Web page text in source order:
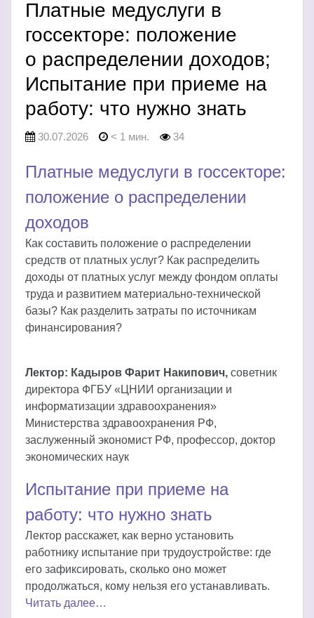
Платные медуслуги в
госсекторе: положение
о распределении доходов;
Испытание при приеме на
работу: что нужно знать
30.07.2026 < 1 мин. 34
Платные медуслуги в госсекторе:
положение о распределении
доходов
Как составить положение о распределении
средств от платных услуг? Как распределить
доходы от платных услуг между фондом оплаты
труда и развитием материально-технической
базы? Как разделить затраты по источникам
финансирования?
Лектор: Кадыров Фарит Накипович, советник
директора ФГБУ «ЦНИИ организации и
информатизации здравоохранения»
Министерства здравоохранения РФ,
заслуженный экономист РФ, профессор, доктор
экономических наук
Испытание при приеме на
работу: что нужно знать
Лектор расскажет, как верно установить
работнику испытание при трудоустройстве: где
его зафиксировать, сколько оно может
продолжаться, кому нельзя его устанавливать.
Читать далее…